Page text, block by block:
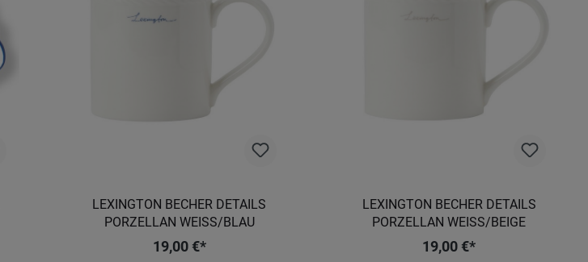
LEXINGTON BECHER DETAILS
PORZELLAN WEISS/BLAU
19,00 €*
LEXINGTON BECHER DETAILS
PORZELLAN WEISS/BEIGE
19,00 €*